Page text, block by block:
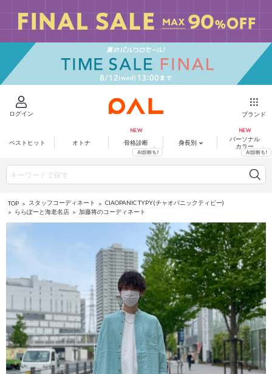
ログイン ブランド
ベストヒット オトナ 骨格診断 身長別
パーソナル
カラー
TOP スタッフコーディネート
CIAOPANIC TYPY(チャオパニックティピー)
ららぽーと海老名店
加藤将のコーディネート